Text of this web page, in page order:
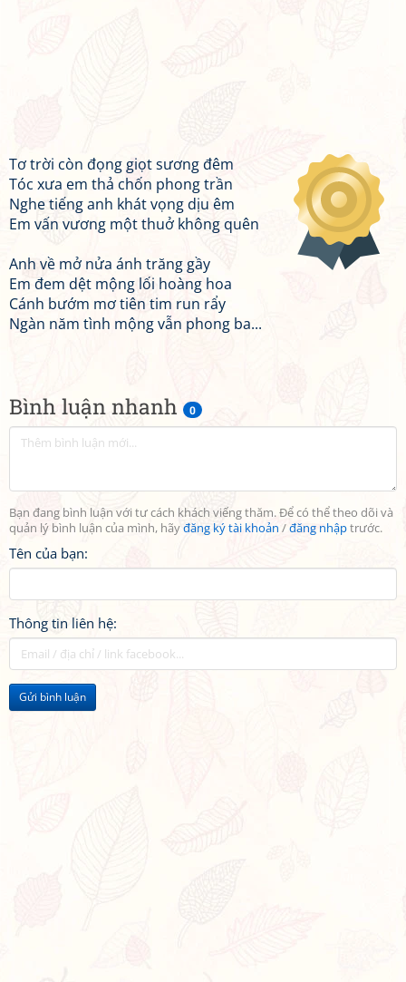
Bình luận nhanh 0
Bạn đang bình luận với tư cách khách viếng thăm. Để có thể theo dõi và
quản lý bình luận của mình, hãyđăng ký tài khoản /đăng nhậptrước.
Tên của bạn:
Thông tin liên hệ:
Gửi bình luận
Tơ trời còn đọng giọt sương đêm
Tóc xưa em thả chốn phong trần
Nghe tiếng anh khát vọng dịu êm
Em vấn vương một thuở không quên
Anh về mở nửa ánh trăng gầy
Em đem dệt mộng lối hoàng hoa
Cánh bướm mơ tiên tim run rẩy
Ngàn năm tình mộng vẫn phong ba...